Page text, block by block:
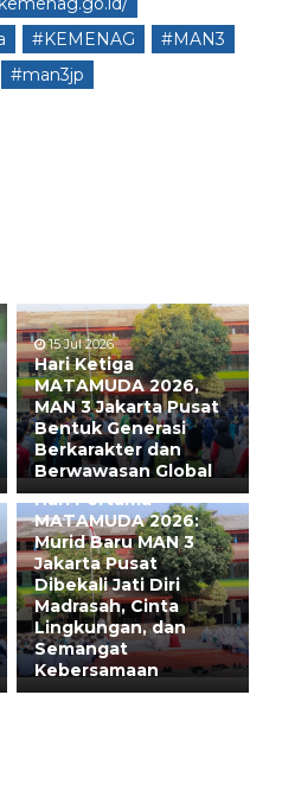
#KEMENAG
#MAN3
#man3jp
15 Jul 2026
Hari Ketiga
MATAMUDA 2026,
MAN 3 Jakarta Pusat
Bentuk Generasi
Berkarakter dan
Berwawasan Global
13 Jul 2026
Hari Pertama
MATAMUDA 2026:
Murid Baru MAN 3
Jakarta Pusat
Dibekali Jati Diri
Madrasah, Cinta
Lingkungan, dan
Semangat
Kebersamaan